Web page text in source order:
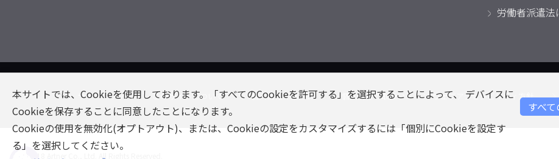
労働者派遣
サイトマップ このサイトについて 個人情報保護方針 個人情報の取扱い ウェブアクセシビリティ方針
© 2018 Artner Co., Ltd. All Rights Reserved.
本サイトでは、Cookieを使用しております。「すべてのCookieを許可する」を選択することによって、 デバイスに
Cookieを保存することに同意したことになります。
Cookieの使用を無効化(オプトアウト)、または、Cookieの設定をカスタマイズするには「個別にCookieを設定す
る」を選択してください。
すべ